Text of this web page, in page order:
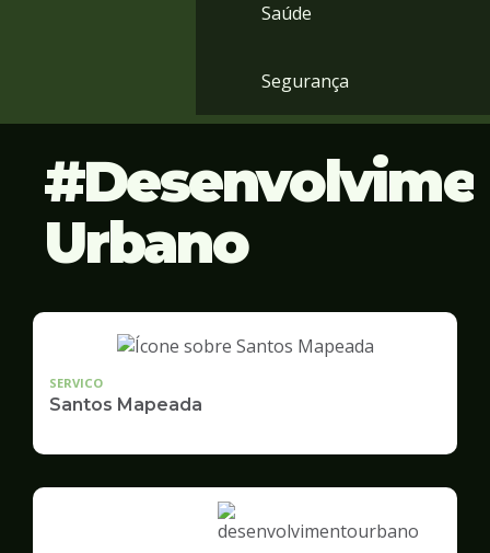
Saúde
Segurança
Urbano
SERVICO
Santos Mapeada
Ilustração